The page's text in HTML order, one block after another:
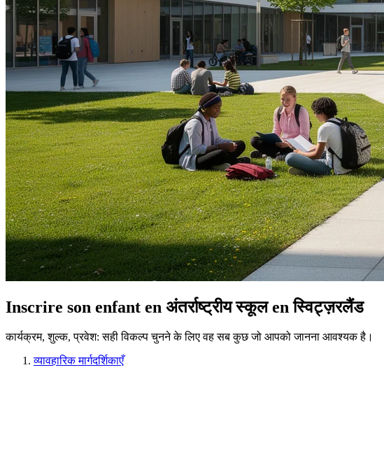
Inscrire son enfant en अंतर्राष्ट्रीय स्कूल en स्विट्ज़रलैंड
कार्यक्रम, शुल्क, प्रवेश: सही विकल्प चुनने के लिए वह सब कुछ जो आपको जानना आवश्यक है।
व्यावहारिक मार्गदर्शिकाएँ